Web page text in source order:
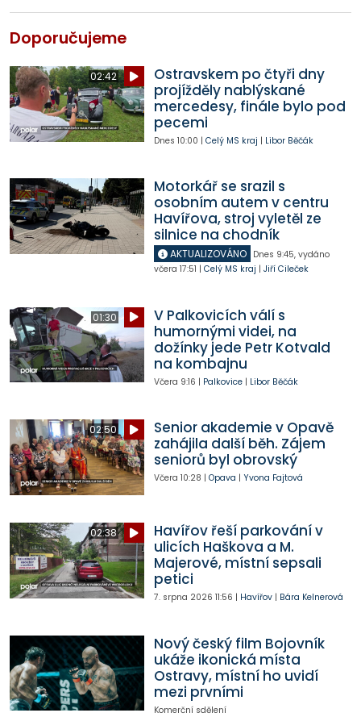
Doporučujeme
02:42
Ostravskem po čtyři dny
projížděly nablýskané
mercedesy, finále bylo pod
pecemi
Dnes 10:00 | Celý MS kraj | Libor Běčák
Motorkář se srazil s
osobním autem v centru
Havířova, stroj vyletěl ze
silnice na chodník
AKTUALIZOVÁNO Dnes 9:45, vydáno
včera 17:51 | Celý MS kraj | Jiří Cileček
01:30
V Palkovicích válí s
humornými videi, na
dožínky jede Petr Kotvald
na kombajnu
Včera 9:16 | Palkovice| Libor Běčák
02:50
Senior akademie v Opavě
zahájila další běh. Zájem
seniorů byl obrovský
Včera 10:28 | Opava | Yvona Fajtová
02:38
Havířov řeší parkování v
ulicích Haškova a M.
Majerové, místní sepsali
petici
7. srpna 2026 11:56 | Havířov| Bára Kelnerová
Nový český film Bojovník
ukáže ikonická místa
Ostravy, místní ho uvidí
mezi prvními
Komerční sdělení